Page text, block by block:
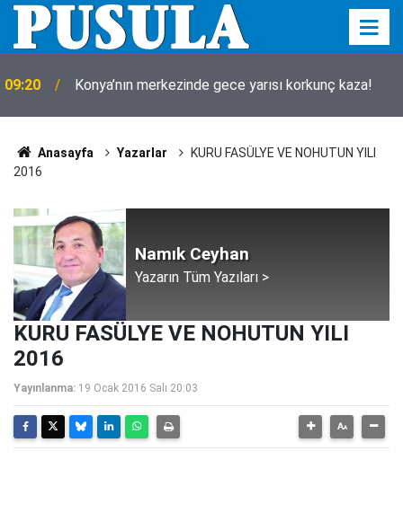
09:20 Konya’nın merkezinde gece yarısı korkunç kaza!
Anasayfa Yazarlar
KURU FASÜLYE VE NOHUTUN YILI
2016
Namık Ceyhan
Yazarın Tüm Yazıları >
KURU FASÜLYE VE NOHUTUN YILI
2016
Yayınlanma: 19 Ocak 2016 Salı 20:03